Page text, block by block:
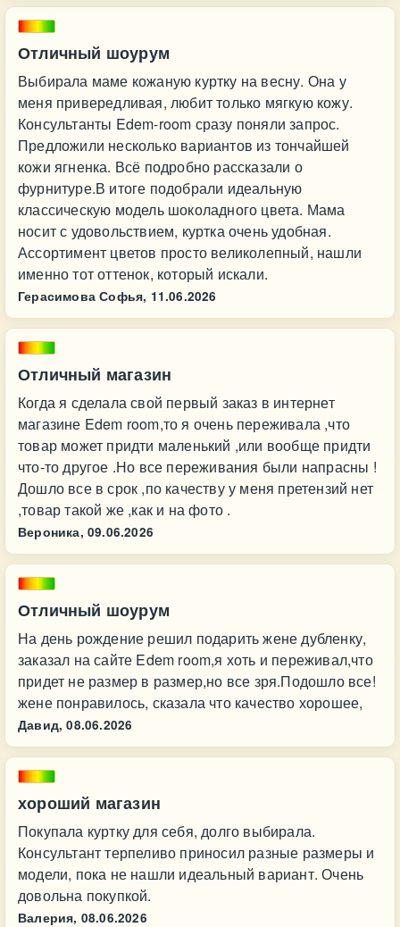
Отличный шоурум
Выбирала маме кожаную куртку на весну. Она у
меня привередливая, любит только мягкую кожу.
Консультанты Edem-room сразу поняли запрос.
Предложили несколько вариантов из тончайшей
кожи ягненка. Всё подробно рассказали о
фурнитуре.В итоге подобрали идеальную
классическую модель шоколадного цвета. Мама
носит с удовольствием, куртка очень удобная.
Ассортимент цветов просто великолепный, нашли
именно тот оттенок, который искали.
Герасимова Софья, 11.06.2026
Отличный магазин
Когда я сделала свой первый заказ в интернет
магазине Edem room,то я очень переживала ,что
товар может придти маленький ,или вообще придти
что-то другое .Но все переживания были напрасны !
Дошло все в срок ,по качеству у меня претензий нет
,товар такой же ,как и на фото .
Вероника, 09.06.2026
Отличный шоурум
На день рождение решил подарить жене дубленку,
заказал на сайте Edem room,я хоть и переживал,что
придет не размер в размер,но все зря.Подошло все!
жене понравилось, сказала что качество хорошее,
Давид, 08.06.2026
хороший магазин
Покупала куртку для себя, долго выбирала.
Консультант терпеливо приносил разные размеры и
модели, пока не нашли идеальный вариант. Очень
довольна покупкой.
Валерия, 08.06.2026